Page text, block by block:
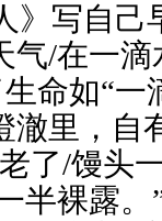
》写自己
气/在一
命如“一
里，自
了/馒头
半裸露